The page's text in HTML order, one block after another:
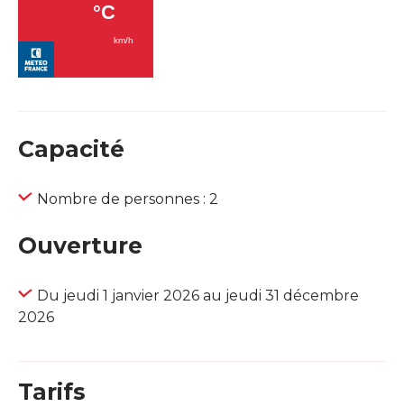
Capacité
Nombre de personnes : 2
Ouverture
Du jeudi 1 janvier 2026 au jeudi 31 décembre
2026
Tarifs